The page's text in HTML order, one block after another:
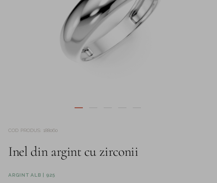
COD PRODUS 188060
Inel din argint cu zirconii
ARGINT ALB | 925